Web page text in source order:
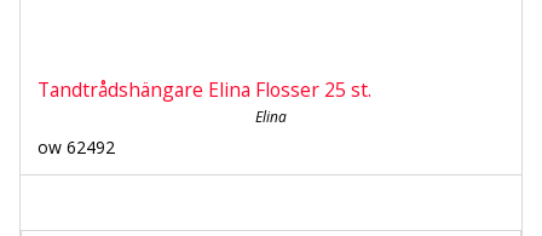
Tandtrådshängare Elina Flosser 25 st.
Elina
ow 62492